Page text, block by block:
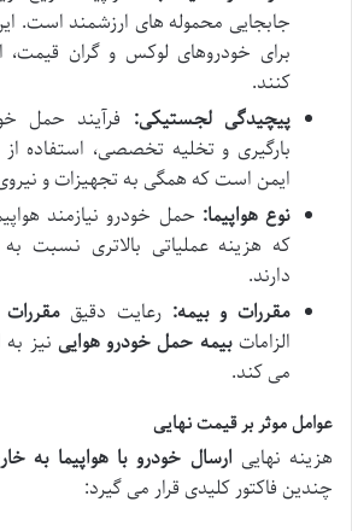
جابجایی محموله های ارزشمند است.
برای خودروهای لوکس و گران قیمت،
کنند.
پیچیدگی لجستیکی: فرآیند حمل
بارگیری و تخلیه تخصصی، استفاده از
ایمن است که همگی به تجهیزات و نیروی
نوع هواپیما: حمل خودرو نیازمند
که هزینه عملیاتی بالاتری نسبت به
دارند.
مقررات و بیمه: رعایت دقیق
الزاماتبیمه حمل خودرو هوایی نیز
می کند.
عوامل موثر بر قیمت نهایی
هزینه نهایی ارسال خودرو با هواپیما به
چندین فاکتور کلیدی قرار می گیرد: